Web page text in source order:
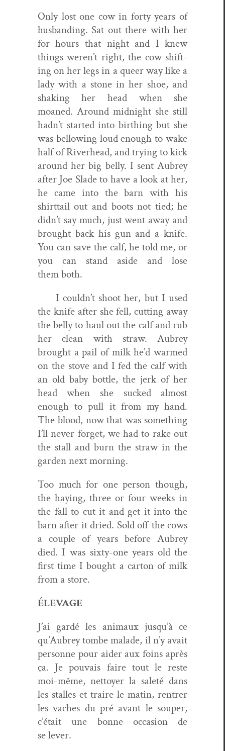
Only lost one cow in forty years of
hus­band­ing. Sat out there with her
for hours that night and I knew
things weren’t right, the cow shift­
ing on her legs in a queer way like a
lady with a stone in her shoe, and
shak­ing her head when she
moaned. Around mid­night she still
hadn’t start­ed into birthing but she
was bel­low­ing loud enough to wake
half of River­head, and try­ing to kick
around her big bel­ly. I sent Aubrey
after Joe Slade to have a look at her,
he came into the barn with his
shirt­tail out and boots not tied; he
didn’t say much, just went away and
brought back his gun and a knife.
You can save the calf, he told me, or
you can stand aside and lose
them both.
I couldn’t shoot her, but I used
the knife after she fell, cut­ting away
the bel­ly to haul out the calf and rub
her clean with straw. Aubrey
brought a pail of milk he’d warmed
on the stove and I fed the calf with
an old baby bot­tle, the jerk of her
head when she sucked almost
enough to pull it from my hand.
The blood, now that was some­thing
I’ll nev­er for­get, we had to rake out
the stall and burn the straw in the
gar­den next morning.
Too much for one per­son though,
the hay­ing, three or four weeks in
the fall to cut it and get it into the
barn after it dried. Sold off the cows
a cou­ple of years before Aubrey
died. I was six­ty-one years old the
first time I bought a car­ton of milk
from a store.
ÉLEVAGE
J’ai gardé les ani­maux jusqu’à ce
qu’Aubrey tombe malade, il n’y avait
per­son­ne pour aider aux foins après
ça. Je pou­vais faire tout le reste
moi-même, net­toy­er la saleté dans
les stalles et traire le matin, ren­tr­er
les vach­es du pré avant le souper,
c’était une bonne occa­sion de
se lever.